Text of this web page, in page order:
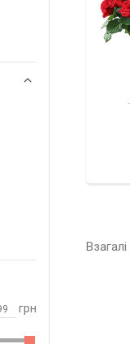
грн
Взагалі